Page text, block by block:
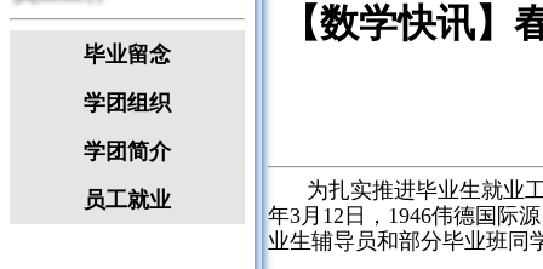
毕业留念
学团组织
学团简介
员工就业
【数学快讯
为扎实推进毕业生就业
年3 月 12 日，1946伟德国际
业生辅导员和部分毕业班同